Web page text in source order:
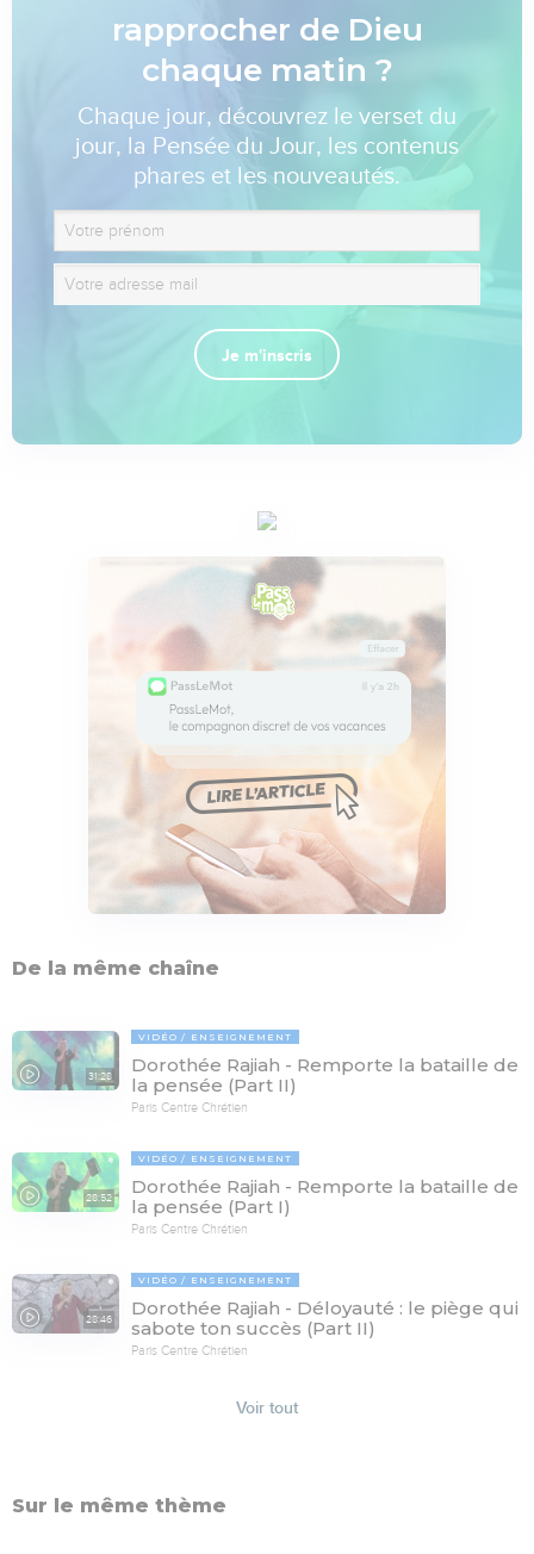
rapprocher de Dieu
chaque matin ?
Chaque jour, découvrez le verset du
jour, la Pensée du Jour, les contenus
phares et les nouveautés.
Je m'inscris
De la même chaîne
31:28
VIDÉO ENSEIGNEMENT
Dorothée Rajiah - Remporte la bataille de
la pensée (Part II)
Paris Centre Chrétien
28:52
VIDÉO ENSEIGNEMENT
Dorothée Rajiah - Remporte la bataille de
la pensée (Part I)
Paris Centre Chrétien
28:46
VIDÉO ENSEIGNEMENT
Dorothée Rajiah - Déloyauté : le piège qui
sabote ton succès (Part II)
Paris Centre Chrétien
Voir tout
Sur le même thème